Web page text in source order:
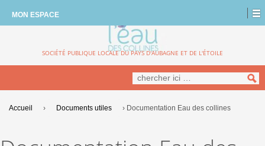
MON ESPACE
SOCIÉTÉ PUBLIQUE LOCALE DU PAYS D'AUBAGNE ET DE L'ÉTOILE
Recherche
pour:
Accueil › Documents utiles › Documentation Eau des collines